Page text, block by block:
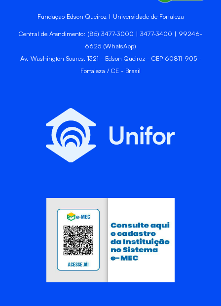
Fundação Edson Queiroz | Universidade de Fortaleza
Central de Atendimento: (85) 3477-3000 | 3477-3400 | 99246-
6625 (WhatsApp)
Av. Washington Soares, 1321 - Edson Queiroz - CEP 60811-905 -
Fortaleza / CE - Brasil